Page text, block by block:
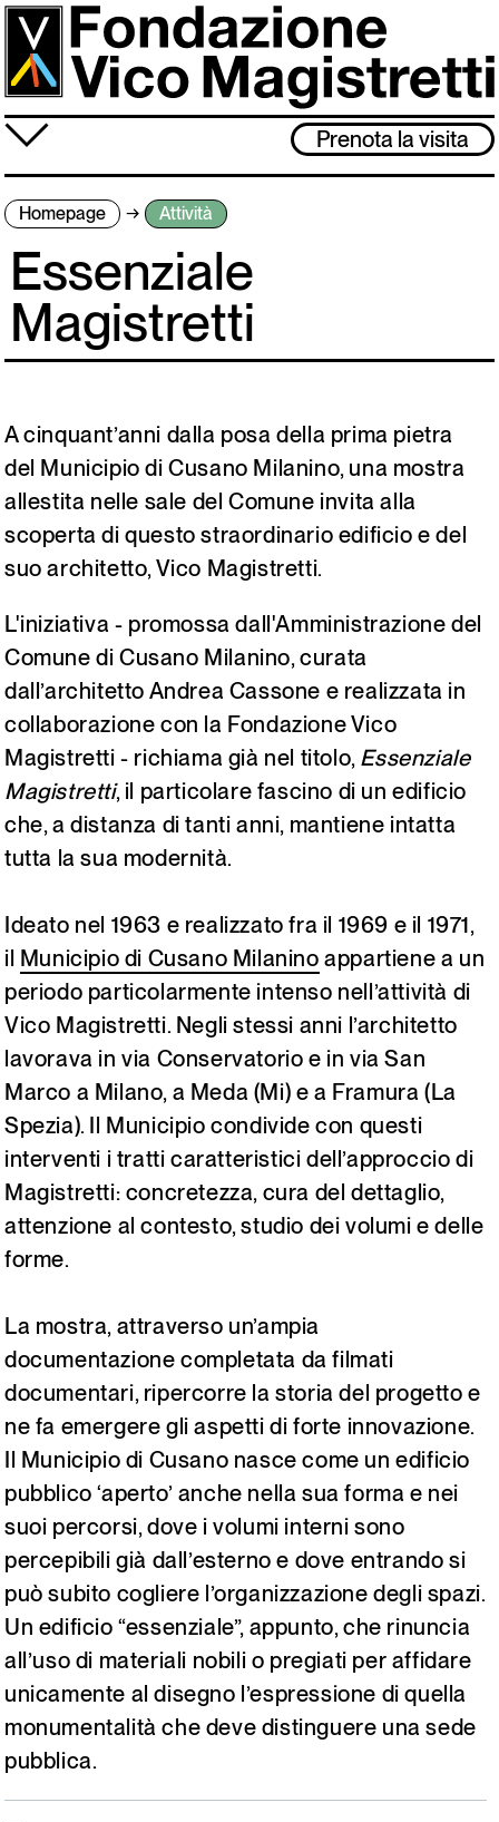
Salta
contenuto
principale
≡ Prenota la visita
Fondazione
Attività
Vico Magistretti
Visita
Italiano English
Homepage Attività
Essenziale
Magistretti
A cinquant’anni dalla posa della prima pietra
del Municipio di Cusano Milanino, una mostra
allestita nelle sale del Comune invita alla
scoperta di questo straordinario edificio e del
suo architetto, Vico Magistretti.
L'iniziativa - promossa dall'Amministrazione del
Comune di Cusano Milanino, curata
dall’architetto Andrea Cassone e realizzata in
collaborazione con la Fondazione Vico
Magistretti - richiama già nel titolo, Essenziale
Magistretti, il particolare fascino di un edificio
che, a distanza di tanti anni, mantiene intatta
tutta la sua modernità.
Ideato nel 1963 e realizzato fra il 1969 e il 1971,
il Municipio di Cusano Milanino appartiene a un
periodo particolarmente intenso nell’attività di
Vico Magistretti. Negli stessi anni l’architetto
lavorava in via Conservatorio e in via San
Marco a Milano, a Meda (Mi) e a Framura (La
Spezia). Il Municipio condivide con questi
interventi i tratti caratteristici dell’approccio di
Magistretti: concretezza, cura del dettaglio,
attenzione al contesto, studio dei volumi e delle
forme.
La mostra, attraverso un’ampia
documentazione completata da filmati
documentari, ripercorre la storia del progetto e
ne fa emergere gli aspetti di forte innovazione.
Il Municipio di Cusano nasce come un edificio
pubblico ‘aperto’ anche nella sua forma e nei
suoi percorsi, dove i volumi interni sono
percepibili già dall’esterno e dove entrando si
può subito cogliere l’organizzazione degli spazi.
Un edificio “essenziale”, appunto, che rinuncia
all’uso di materiali nobili o pregiati per affidare
unicamente al disegno l’espressione di quella
monumentalità che deve distinguere una sede
pubblica.